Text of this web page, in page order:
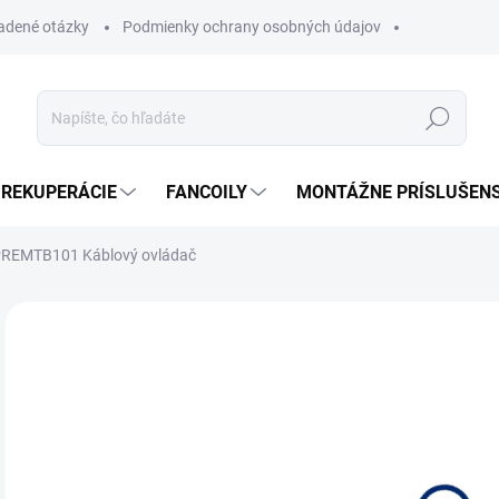
otázky Podmienky ochrany osobných údajov
Hľadať
REKUPERÁCIE FANCOILY MONTÁŽNE
Káblový ovládač